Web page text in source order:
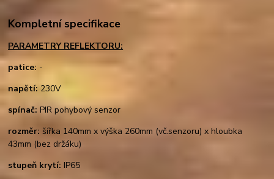
Kompletní specifikace
PARAMETRY REFLEKTORU:
patice: -
napětí: 230V
spínač: PIR pohybový senzor
rozměr: šířka 140mm x výška 260mm (vč.senzoru) x hloubka
43mm (bez držáku)
stupeň krytí:IP65